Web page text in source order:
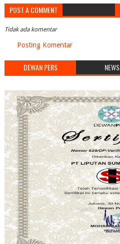
POST A COMMENT
Tidak ada komentar
Posting Komentar
DEWAN PERS NEWS